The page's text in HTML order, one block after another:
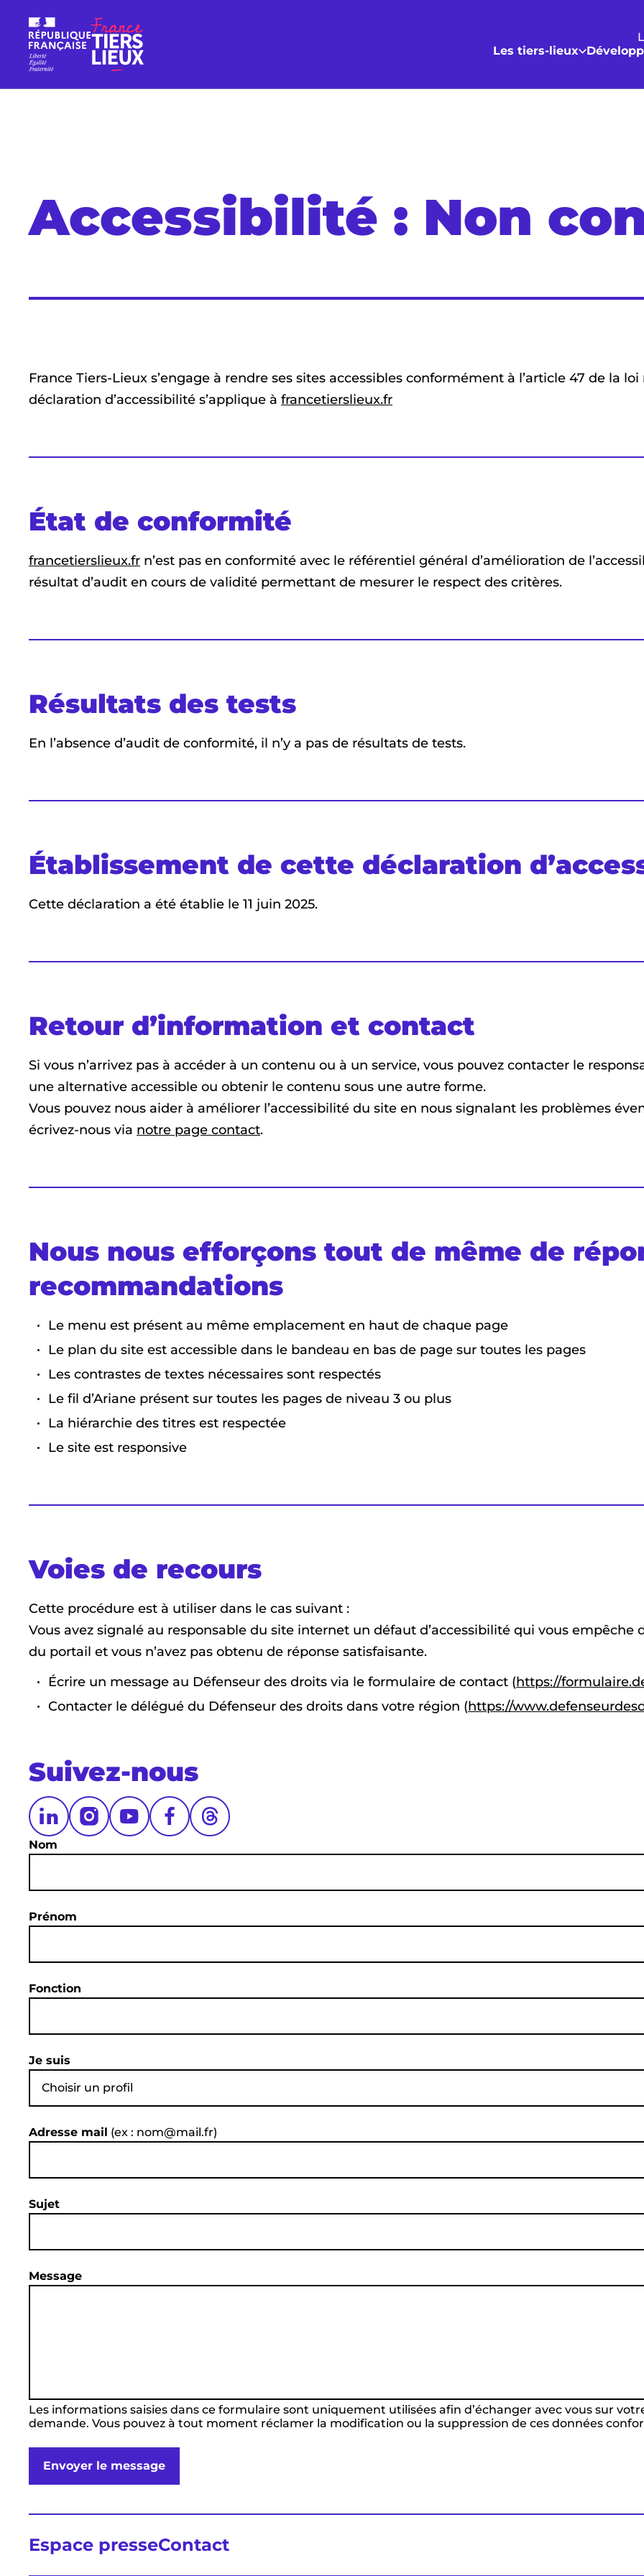
Les tiers-lieux
Accessibilité : Non
France Tiers-Lieux s’engage à rendre ses sites accessibles conformément à l’article 47 de la loi
déclaration d’accessibilité s’applique à francetierslieux.fr
État de conformité
francetierslieux.fr n’est pas en conformité avec le référentiel général d’amélioration de
résultat d’audit en cours de validité permettant de mesurer le respect des critères.
Résultats des tests
En l’absence d’audit de conformité, il n’y a pas de résultats de tests.
Établissement de cette déclaration
Cette déclaration a été établie le 11 juin 2025.
Retour d’information et contact
Si vous n’arrivez pas à accéder à un contenu ou à un service, vous pouvez contacter le
une alternative accessible ou obtenir le contenu sous une autre forme.
Vous pouvez nous aider à améliorer l’accessibilité du site en nous signalant les problèmes
écrivez-nous via notre page contact.
Nous nous efforçons tout de même de
recommandations
Le menu est présent au même emplacement en haut de chaque page
Le plan du site est accessible dans le bandeau en bas de page sur toutes les pages
Les contrastes de textes nécessaires sont respectés
Le fil d’Ariane présent sur toutes les pages de niveau 3 ou plus
La hiérarchie des titres est respectée
Le site est responsive
Voies de recours
Cette procédure est à utiliser dans le cas suivant :
Vous avez signalé au responsable du site internet un défaut d’accessibilité qui vous empêche
du portail et vous n’avez pas obtenu de réponse satisfaisante.
Écrire un message au Défenseur des droits via le formulaire de contact (https://
Contacter le délégué du Défenseur des droits dans votre région (https://
Suivez-nous
Nom
Prénom
Fonction
Je suis
Choisir un profil
Adresse mail (ex : nom@mail.fr)
Sujet
Message
Les informations saisies dans ce formulaire sont uniquement utilisées afin d’échanger avec vous sur
demande. Vous pouvez à tout moment réclamer la modification ou la suppression de ces données
Envoyer le message
Espace presseContact